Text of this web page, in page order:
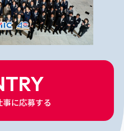
事に応募する